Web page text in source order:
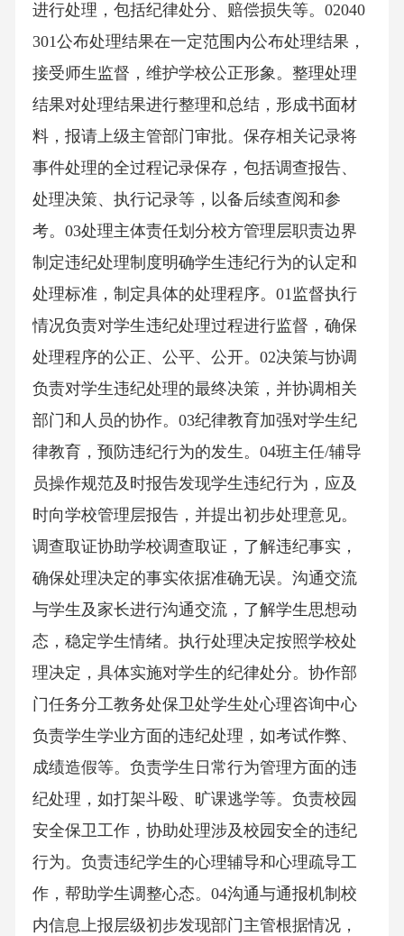
进行处理，包括纪律处分、赔偿损失等。02040
301公布处理结果在一定范围内公布处理结果，
接受师生监督，维护学校公正形象。整理处理
结果对处理结果进行整理和总结，形成书面材
料，报请上级主管部门审批。保存相关记录将
事件处理的全过程记录保存，包括调查报告、
处理决策、执行记录等，以备后续查阅和参
考。03处理主体责任划分校方管理层职责边界
制定违纪处理制度明确学生违纪行为的认定和
处理标准，制定具体的处理程序。01监督执行
情况负责对学生违纪处理过程进行监督，确保
处理程序的公正、公平、公开。02决策与协调
负责对学生违纪处理的最终决策，并协调相关
部门和人员的协作。03纪律教育加强对学生纪
律教育，预防违纪行为的发生。04班主任/辅导
员操作规范及时报告发现学生违纪行为，应及
时向学校管理层报告，并提出初步处理意见。
调查取证协助学校调查取证，了解违纪事实，
确保处理决定的事实依据准确无误。沟通交流
与学生及家长进行沟通交流，了解学生思想动
态，稳定学生情绪。执行处理决定按照学校处
理决定，具体实施对学生的纪律处分。协作部
门任务分工教务处保卫处学生处心理咨询中心
负责学生学业方面的违纪处理，如考试作弊、
成绩造假等。负责学生日常行为管理方面的违
纪处理，如打架斗殴、旷课逃学等。负责校园
安全保卫工作，协助处理涉及校园安全的违纪
行为。负责违纪学生的心理辅导和心理疏导工
作，帮助学生调整心态。04沟通与通报机制校
内信息上报层级初步发现部门主管根据情况，